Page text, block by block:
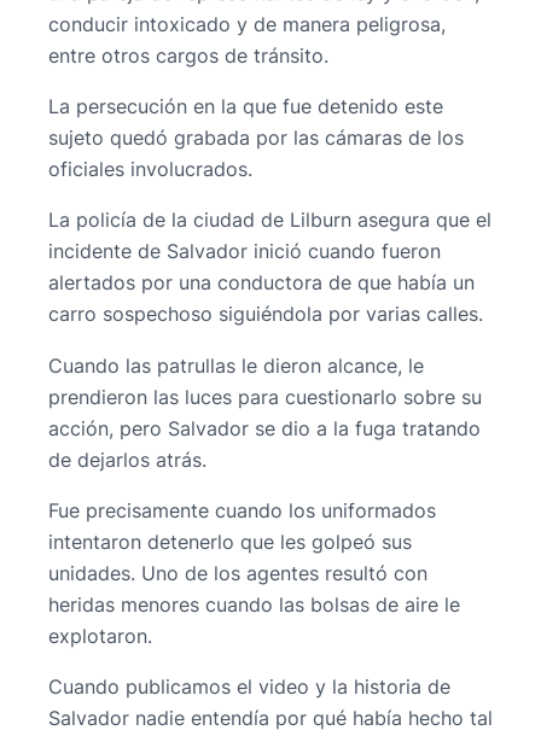
conducir intoxicado y de manera peligrosa,
entre otros cargos de tránsito.
La persecución en la que fue detenido este
sujeto quedó grabada por las cámaras de los
oficiales involucrados.
La policía de la ciudad de Lilburn asegura que el
incidente de Salvador inició cuando fueron
alertados por una conductora de que había un
carro sospechoso siguiéndola por varias calles.
Cuando las patrullas le dieron alcance, le
prendieron las luces para cuestionarlo sobre su
acción, pero Salvador se dio a la fuga tratando
de dejarlos atrás.
Fue precisamente cuando los uniformados
intentaron detenerlo que les golpeó sus
unidades. Uno de los agentes resultó con
heridas menores cuando las bolsas de aire le
explotaron.
Cuando publicamos el video y la historia de
Salvador nadie entendía por qué había hecho tal